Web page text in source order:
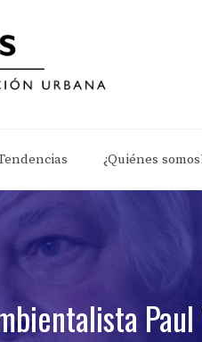
¿Quiénes